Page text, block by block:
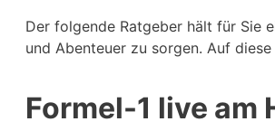
Der folgende Ratgeber hält für Sie
und Abenteuer zu sorgen. Auf
Formel-1 live